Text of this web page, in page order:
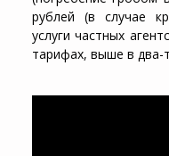
рублей (в случае
услуги частных
тарифах, выше в два-